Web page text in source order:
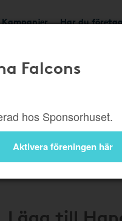
Kampanjer Har du
Falcons
hos Sponsorhuset.
Aktivera föreningen här
Lägg till